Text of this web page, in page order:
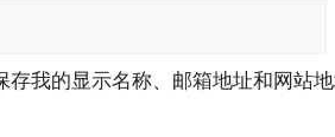
存我的显示名称、邮箱地址和网站